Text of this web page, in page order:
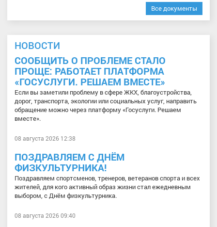
Все документы
НОВОСТИ
СООБЩИТЬ О ПРОБЛЕМЕ СТАЛО
ПРОЩЕ: РАБОТАЕТ ПЛАТФОРМА
«ГОСУСЛУГИ. РЕШАЕМ ВМЕСТЕ»
Если вы заметили проблему в сфере ЖКХ, благоустройства,
дорог, транспорта, экологии или социальных услуг, направить
обращение можно через платформу «Госуслуги. Решаем
вместе».
08 августа 2026 12:38
ПОЗДРАВЛЯЕМ С ДНЁМ
ФИЗКУЛЬТУРНИКА!
Поздравляем спортсменов, тренеров, ветеранов спорта и всех
жителей, для кого активный образ жизни стал ежедневным
выбором, с Днём физкультурника.
08 августа 2026 09:40